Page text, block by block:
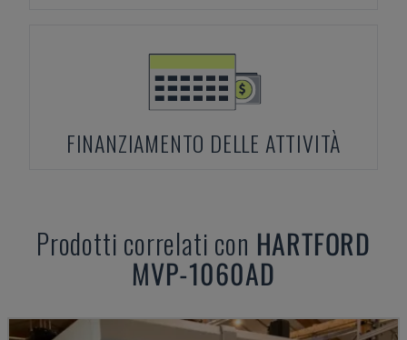
FINANZIAMENTO DELLE ATTIVITÀ
Prodotti correlati con HARTFORD
MVP-1060AD